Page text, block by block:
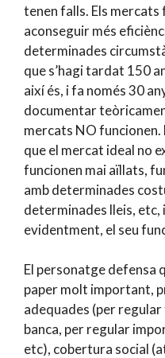
tenen falls. Els
aconseguir més
determinades
que s’hagi tardat 150
així és, i fa només 30
documentar
mercats NO funcionen.
que el mercat ideal no
funcionen mai aïllats,
amb determinades
determinades lleis, etc,
evidentment, el seu
El personatge defensa
paper molt important,
adequades (per
banca, per regular
etc), cobertura social